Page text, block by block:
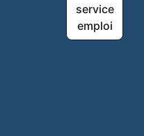
service
emploi